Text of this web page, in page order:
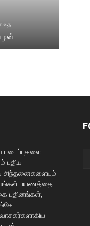
புதிய
சிந்தனைகளையும்
எங்கள் பயணத்தை
புதினங்கள்,